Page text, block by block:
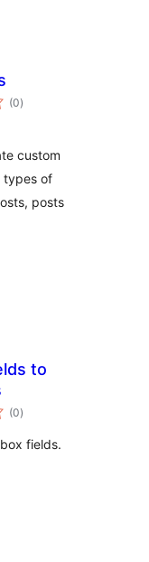
(0valoracións
totais
)
custom
types of
posts
to
(0valoracións
totais
)
fields.